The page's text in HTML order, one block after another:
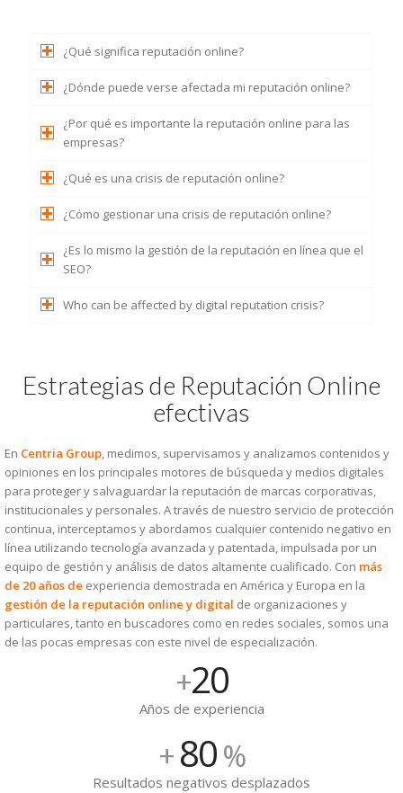
¿Qué significa reputación online?
¿Dónde puede verse afectada mi reputación online?
¿Por qué es importante la reputación online para las
empresas?
¿Qué es una crisis de reputación online?
¿Cómo gestionar una crisis de reputación online?
¿Es lo mismo la gestión de la reputación en línea que el
SEO?
Who can be affected by digital reputation crisis?
Estrategias de Reputación Online
efectivas
En Centria Group, medimos, supervisamos y analizamos contenidos y
opiniones en los principales motores de búsqueda y medios digitales
para proteger y salvaguardar la reputación de marcas corporativas,
institucionales y personales. A través de nuestro servicio de protección
continua, interceptamos y abordamos cualquier contenido negativo en
línea utilizando tecnología avanzada y patentada, impulsada por un
equipo de gestión y análisis de datos altamente cualificado. Con más
de 20 años de experiencia demostrada en América y Europa en la
gestión de la reputación online y digital de organizaciones y
particulares, tanto en buscadores como en redes sociales, somos una
de las pocas empresas con este nivel de especialización.
+20
Años de experiencia
+80%
Resultados negativos desplazados